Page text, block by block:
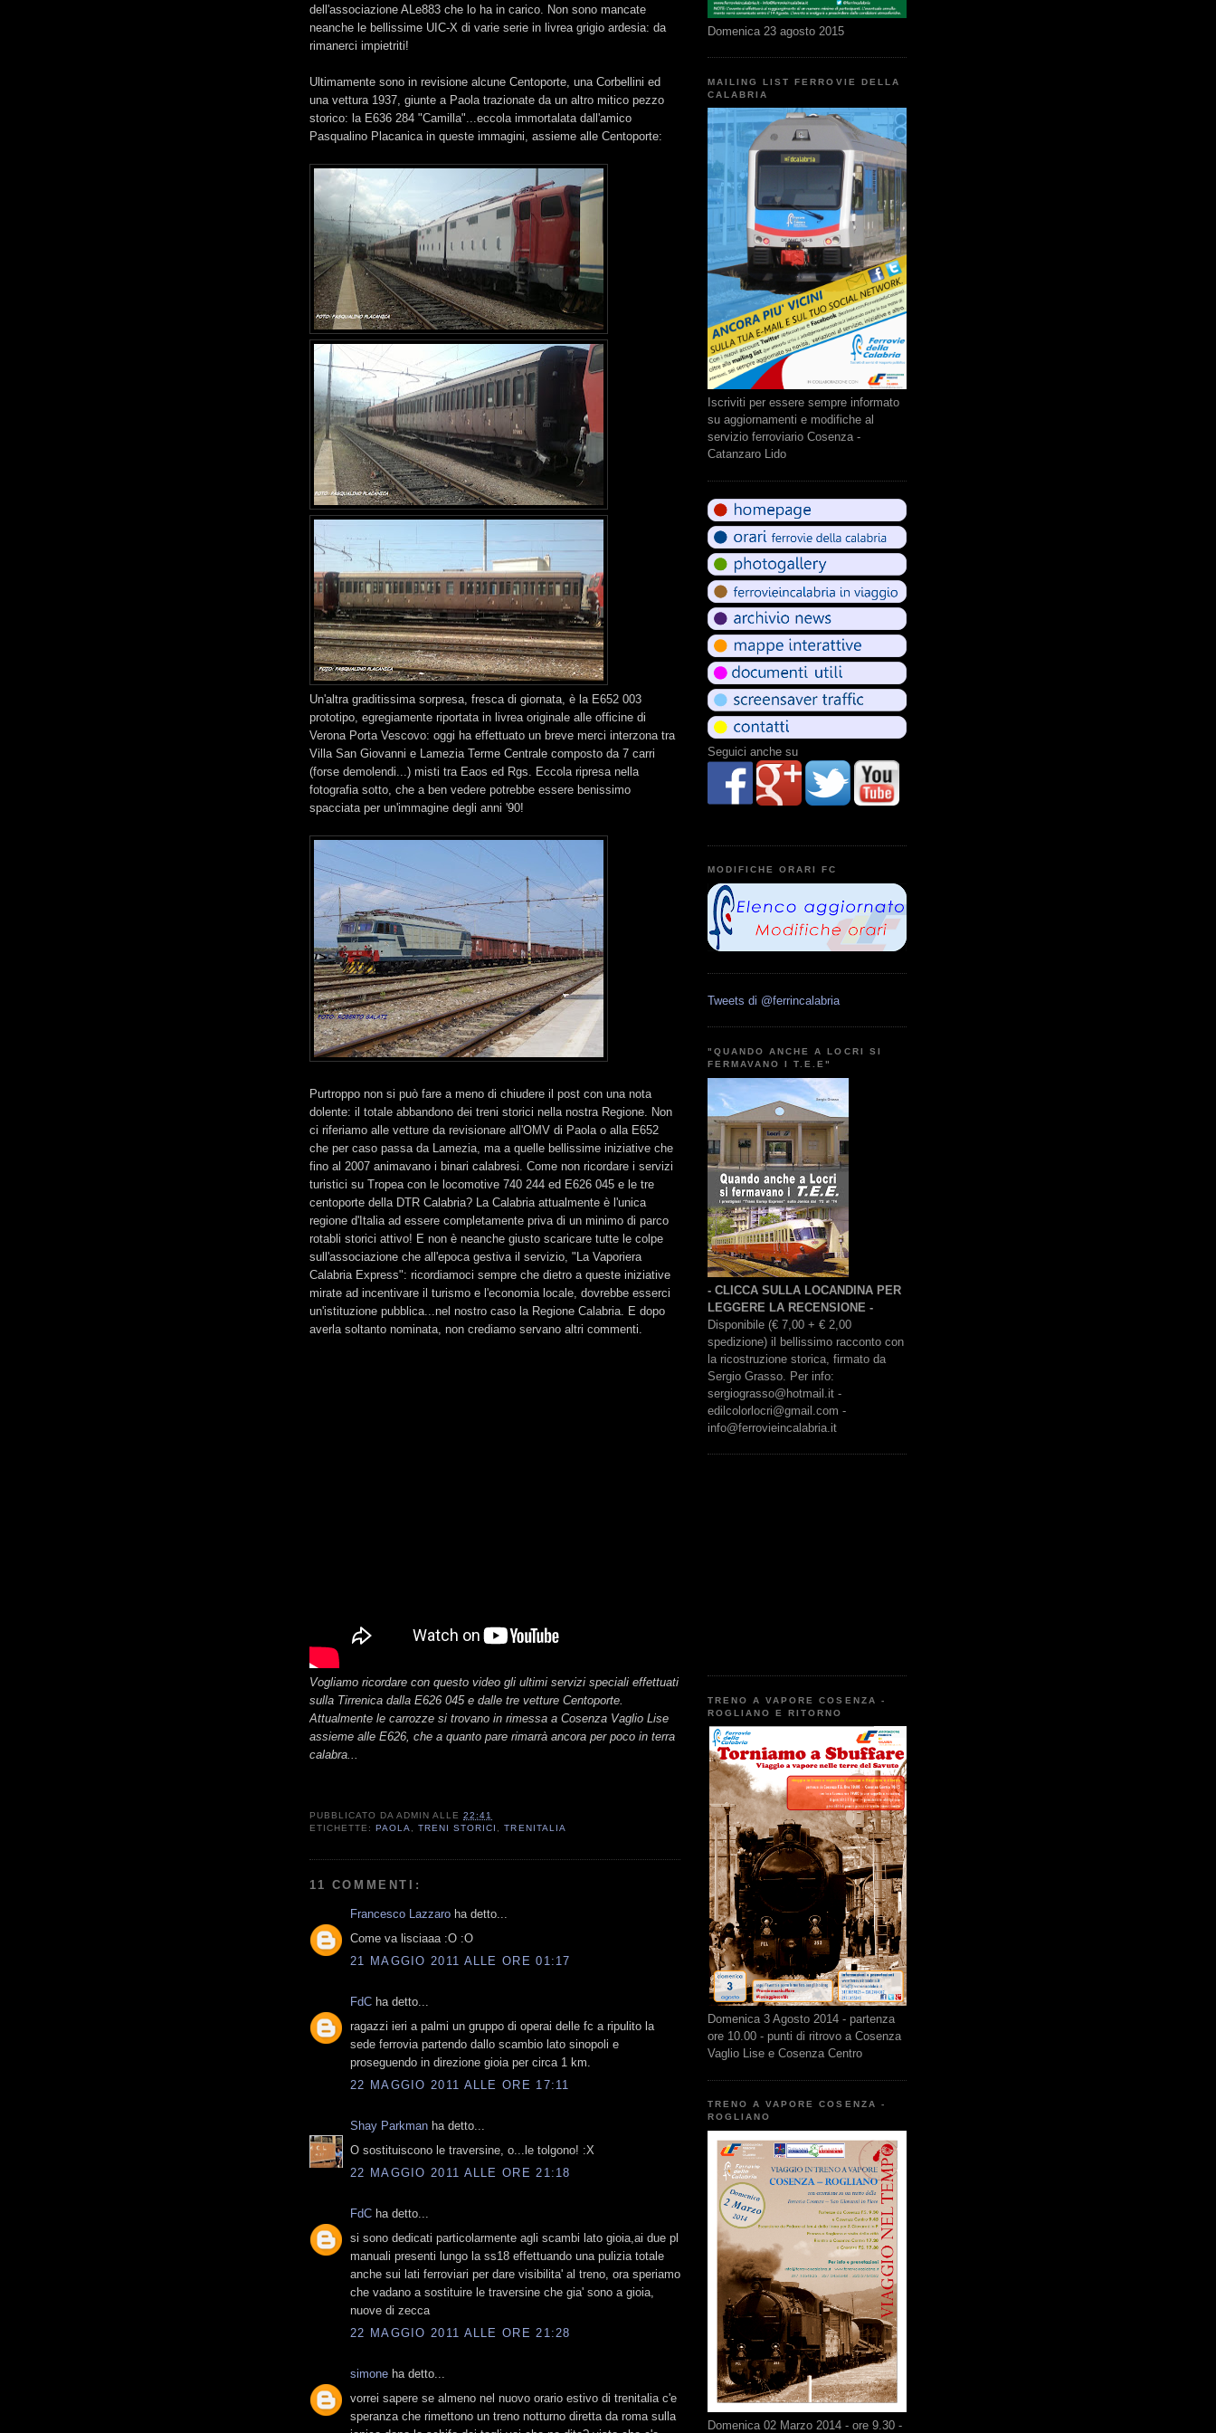
dell'associazione ALe883 che lo ha in carico. Non sono mancate
neanche le bellissime UIC-X di varie serie in livrea grigio ardesia: da
rimanerci impietriti!
Ultimamente sono in revisione alcune Centoporte, una Corbellini ed
una vettura 1937, giunte a Paola trazionate da un altro mitico pezzo
storico: la E636 284 "Camilla"...eccola immortalata dall'amico
Pasqualino Placanica in queste immagini, assieme alle Centoporte:
Un'altra graditissima sorpresa, fresca di giornata, è la E652 003
prototipo, egregiamente riportata in livrea originale alle officine di
Verona Porta Vescovo: oggi ha effettuato un breve merci interzona tra
Villa San Giovanni e Lamezia Terme Centrale composto da 7 carri
(forse demolendi...) misti tra Eaos ed Rgs. Eccola ripresa nella
fotografia sotto, che a ben vedere potrebbe essere benissimo
spacciata per un'immagine degli anni '90!
Purtroppo non si può fare a meno di chiudere il post con una nota
dolente: il totale abbandono dei treni storici nella nostra Regione. Non
ci riferiamo alle vetture da revisionare all'OMV di Paola o alla E652
che per caso passa da Lamezia, ma a quelle bellissime iniziative che
fino al 2007 animavano i binari calabresi. Come non ricordare i servizi
turistici su Tropea con le locomotive 740 244 ed E626 045 e le tre
centoporte della DTR Calabria? La Calabria attualmente è l'unica
regione d'Italia ad essere completamente priva di un minimo di parco
rotabli storici attivo! E non è neanche giusto scaricare tutte le colpe
sull'associazione che all'epoca gestiva il servizio, "La Vaporiera
Calabria Express": ricordiamoci sempre che dietro a queste iniziative
mirate ad incentivare il turismo e l'economia locale, dovrebbe esserci
un'istituzione pubblica...nel nostro caso la Regione Calabria. E dopo
averla soltanto nominata, non crediamo servano altri commenti.
Vogliamo ricordare con questo video gli ultimi servizi speciali effettuati
sulla Tirrenica dalla E626 045 e dalle tre vetture Centoporte.
Attualmente le carrozze si trovano in rimessa a Cosenza Vaglio Lise
assieme alle E626, che a quanto pare rimarrà ancora per poco in terra
calabra...
PUBBLICATO DAADMIN ALLE22:41
ETICHETTE:PAOLA ,TRENI STORICI ,TRENITALIA
11 COMMENTI:
Francesco Lazzaro ha detto...
Come va lisciaaa :O :O
21 MAGGIO 2011 ALLE ORE 01:17
FdC ha detto...
ragazzi ieri a palmi un gruppo di operai delle fc a ripulito la
sede ferrovia partendo dallo scambio lato sinopoli e
proseguendo in direzione gioia per circa 1 km.
22 MAGGIO 2011 ALLE ORE 17:11
Shay Parkman ha detto...
O sostituiscono le traversine, o...le tolgono! :X
22 MAGGIO 2011 ALLE ORE 21:18
FdC ha detto...
si sono dedicati particolarmente agli scambi lato gioia,ai due pl
manuali presenti lungo la ss18 effettuando una pulizia totale
anche sui lati ferroviari per dare visibilita' al treno, ora speriamo
che vadano a sostituire le traversine che gia' sono a gioia,
nuove di zecca
22 MAGGIO 2011 ALLE ORE 21:28
simone ha detto...
vorrei sapere se almeno nel nuovo orario estivo di trenitalia c'e
speranza che rimettono un treno notturno diretta da roma sulla
Domenica 23 agosto 2015
MAILING LIST FERROVIE DELLA
CALABRIA
Iscriviti per essere sempre informato
su aggiornamenti e modifiche al
servizio ferroviario Cosenza -
Catanzaro Lido
Seguici anche su
MODIFICHE ORARI FC
Tweets di @ferrincalabria
"QUANDO ANCHE A LOCRI SI
FERMAVANO I T.E.E"
- CLICCA SULLA LOCANDINA PER
LEGGERE LA RECENSIONE -
Disponibile (€ 7,00 + € 2,00
spedizione) il bellissimo racconto con
la ricostruzione storica, firmato da
Sergio Grasso. Per info:
sergiograsso@hotmail.it -
edilcolorlocri@gmail.com -
info@ferrovieincalabria.it
TRENO A VAPORE COSENZA -
ROGLIANO E RITORNO
Domenica 3 Agosto 2014 - partenza
ore 10.00 - punti di ritrovo a Cosenza
Vaglio Lise e Cosenza Centro
TRENO A VAPORE COSENZA -
ROGLIANO
Domenica 02 Marzo 2014 - ore 9.30 -